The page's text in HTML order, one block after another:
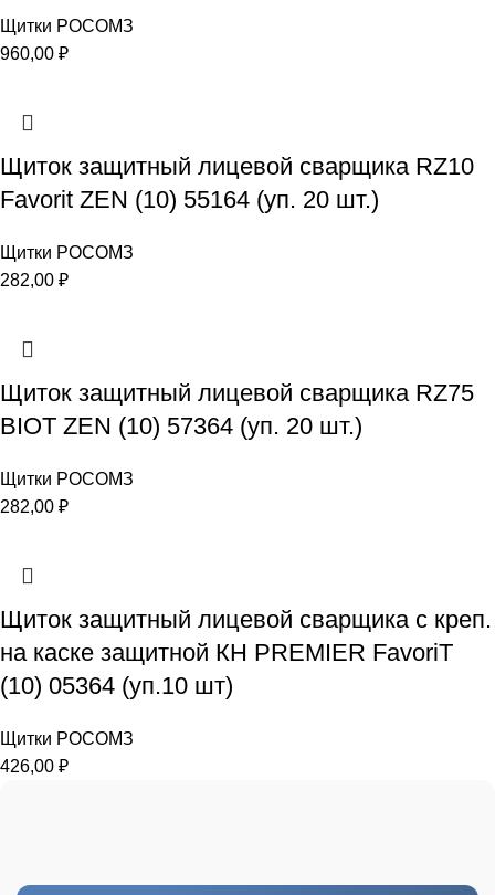
Щитки РОСОМЗ
960,00 ₽
Щиток защитный лицевой сварщика RZ10
Favorit ZEN (10) 55164 (уп. 20 шт.)
Щитки РОСОМЗ
282,00 ₽
Щиток защитный лицевой сварщика RZ75
BIOT ZEN (10) 57364 (уп. 20 шт.)
Щитки РОСОМЗ
282,00 ₽
Щиток защитный лицевой сварщика с креп.
на каске защитной КН PREMIER FavoriT
(10) 05364 (уп.10 шт)
Щитки РОСОМЗ
426,00 ₽